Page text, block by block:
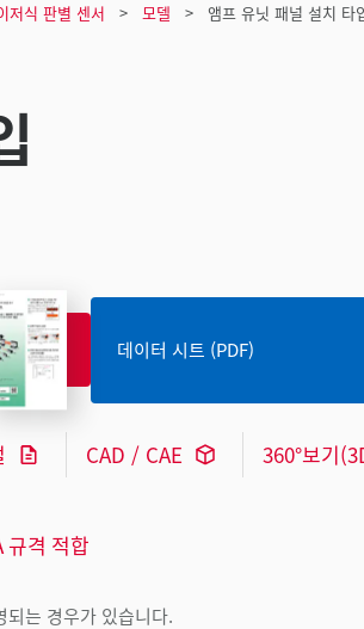
저식 판별 센서 모델 앰프 유닛 패널 설치 타
는 경우가 있습니다.
데이터 시트 (PDF)
CAD / CAE 360°보기
규격 적합